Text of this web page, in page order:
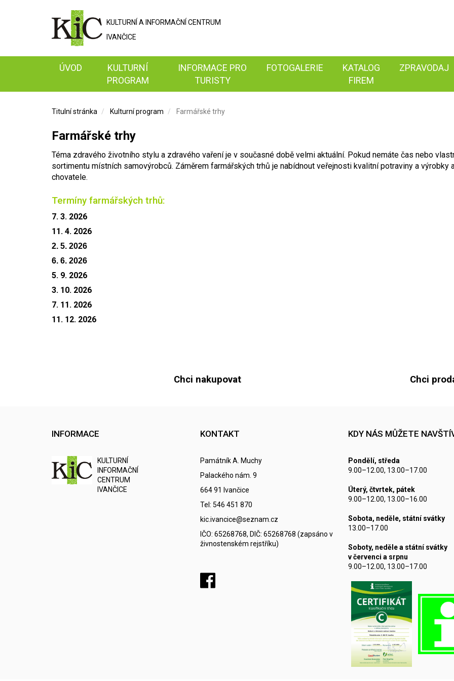
KULTURNÍ A INFORMAČNÍ CENTRUM
IVANČICE
ÚVOD
KULTURNÍ
PROGRAM
INFORMACE PRO
TURISTY
FOTOGALERIE
KATALOG
FIREM
ZPRAVODAJ
Titulní stránka Kulturní program Farmářské trhy
Farmářské trhy
Téma zdravého životního stylu a zdravého vaření je v současné době velmi aktuální. Pokud nemáte čas nebo
sortimentu místních samovýrobců. Záměrem farmářských trhů je nabídnout veřejnosti kvalitní potraviny a
chovatele.
Termíny farmářských trhů:
7. 3. 2026
11. 4. 2026
2. 5. 2026
6. 6. 2026
5. 9. 2026
3. 10. 2026
7. 11. 2026
11. 12. 2026
Chci nakupovat Chci
INFORMACE
KULTURNÍ
NFORMAČNÍ
CENTRUM
IVANČICE
KONTAKT
Památník A. Muchy
Palackého nám. 9
664 91 Ivančice
Tel: 546 451 870
kic.ivancice@seznam.cz
IČO: 65268768, DIČ: 65268768 (zapsáno v
živnostenském rejstříku)
KDY NÁS MŮŽETE
Pondělí, středa
9.00–12.00, 13.00–17.00
Úterý, čtvrtek, pátek
9.00–12.00, 13.00–16.00
Sobota, neděle, státní svátky
13.00–17.00
Soboty, neděle a státní svátky
v červenci a srpnu
9.00–12.00, 13.00–17.00